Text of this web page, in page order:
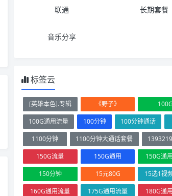
联通 长期套餐
音乐分享
标签云
[英雄本色].专辑 《野子》
100G
100G通用流量
100分钟 100分钟通话
1100分钟
1100分钟大通话套餐
150G流量
150G通用
150G通
150分钟
15元80G
15选1视
160G通用流量
175G通用流量
180G通